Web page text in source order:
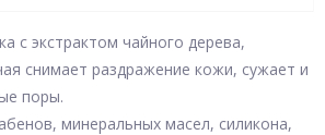
с экстрактом чайного дерева,
снимает раздражение кожи, сужает и
поры.
минеральных масел, силикона,